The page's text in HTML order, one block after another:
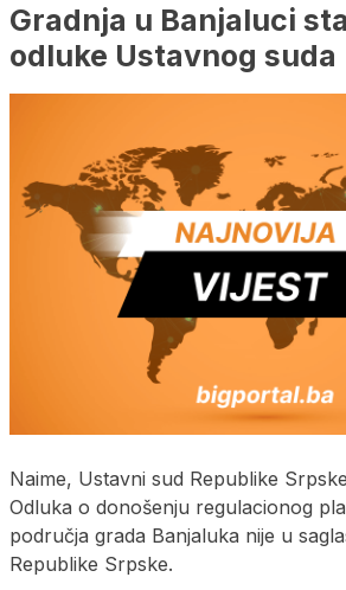
Gradnja u Banjaluci
odluke Ustavnog suda
Naime, Ustavni sud Republike
Odluka o donošenju regulacionog
područja grada Banjaluka nije u
Republike Srpske.